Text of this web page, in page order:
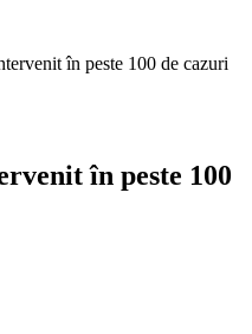
în peste 100 de cazuri
în peste 100